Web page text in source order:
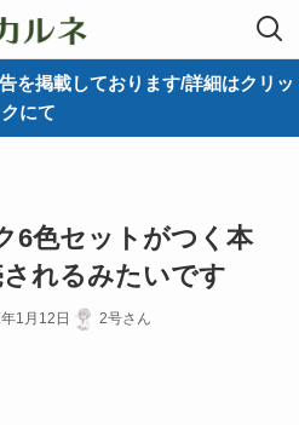
を掲載しております/詳細はクリッ
クにて
6色セットがつく本
れるみたいです
1月12日 2号さん